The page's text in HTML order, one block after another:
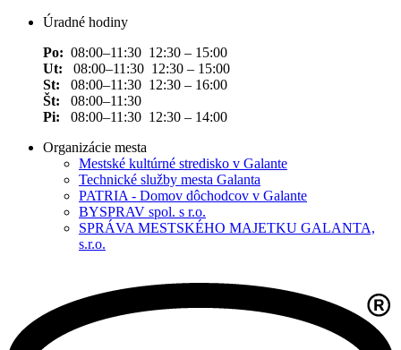
Úradné hodiny
Po: 08:00–11:30 12:30 – 15:00
Ut: 08:00–11:30 12:30 – 15:00
St: 08:00–11:30 12:30 – 16:00
Št: 08:00–11:30
Pi: 08:00–11:30 12:30 – 14:00
Organizácie mesta
Mestské kultúrné stredisko v Galante
Technické služby mesta Galanta
PATRIA - Domov dôchodcov v Galante
BYSPRAV spol. s r.o.
SPRÁVA MESTSKÉHO MAJETKU GALANTA,
s.r.o.